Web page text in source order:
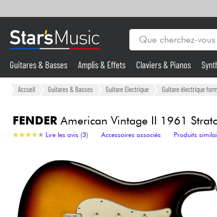
Guitares & Basses
Synthés & Sampleurs
Micros & HF
Eclairage
Violons & Quatuor
Guitares & Basses Amplis & Effets Claviers & Pianos
Accueil Guitares & Basses Guitare Electrique Guitare électrique
FENDERAmerican Vintage II 1961
★★★★★
★★★★★ Lire les avis (3) Accessoires associés Produits